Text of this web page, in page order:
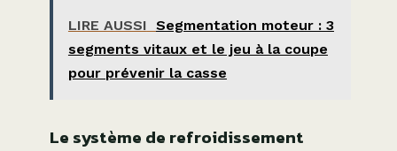
LIRE AUSSI Segmentation moteur : 3
segments vitaux et le jeu à la coupe
pour prévenir la casse
Le système de refroidissement